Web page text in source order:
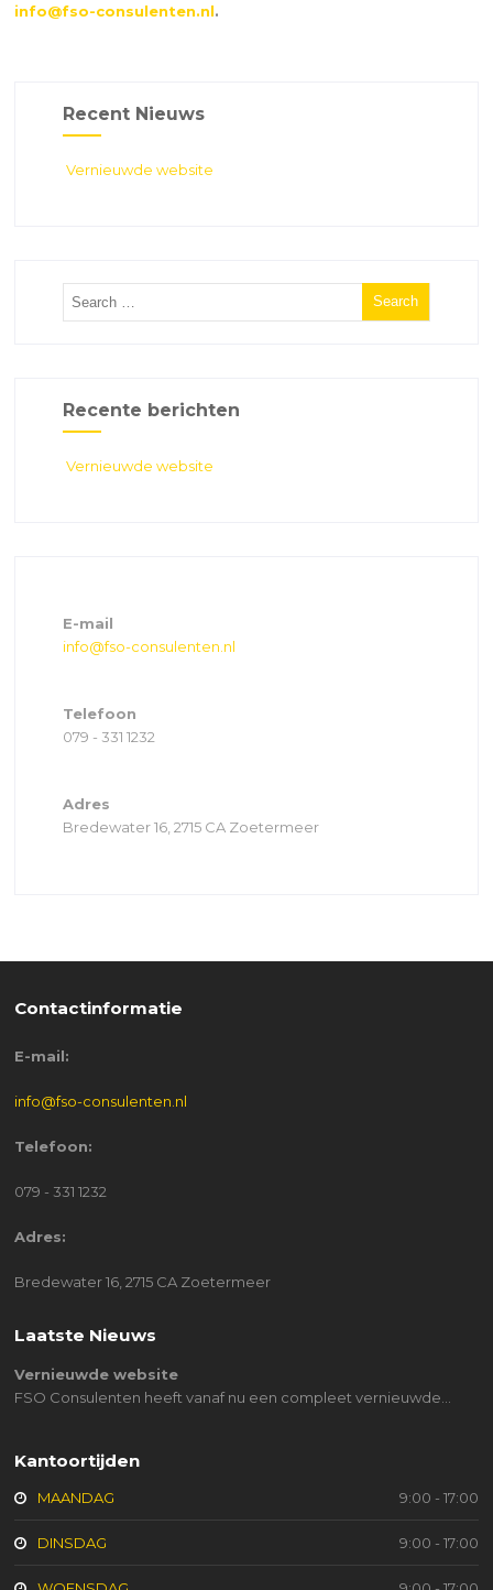
info@fso-consulenten.nl.
Recent Nieuws
Vernieuwde website
Recente berichten
Vernieuwde website
E-mail
info@fso-consulenten.nl
Telefoon
079 - 331 1232
Adres
Bredewater 16, 2715 CA Zoetermeer
Contactinformatie
E-mail:
info@fso-consulenten.nl
Telefoon:
079 - 331 1232
Adres:
Bredewater 16, 2715 CA Zoetermeer
Laatste Nieuws
Vernieuwde website
FSO Consulenten heeft vanaf nu een compleet vernieuwde…
Kantoortijden
MAANDAG 9:00 - 17:00
DINSDAG 9:00 - 17:00